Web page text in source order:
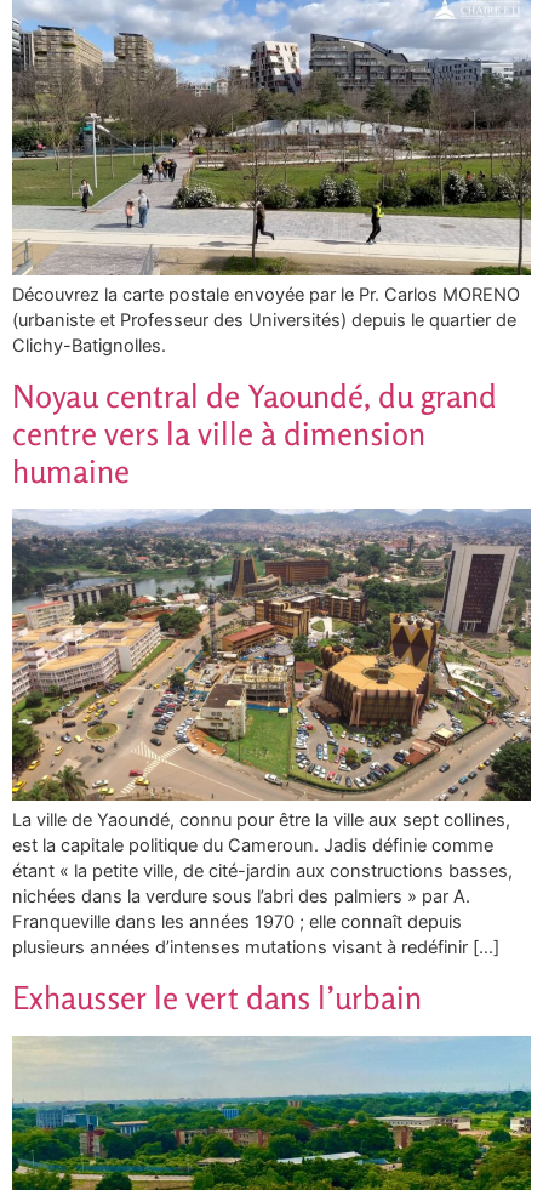
Découvrez la carte postale envoyée par le Pr. Carlos MORENO
(urbaniste et Professeur des Universités) depuis le quartier de
Clichy-Batignolles.
Noyau central de Yaoundé, du grand
centre vers la ville à dimension
humaine
La ville de Yaoundé, connu pour être la ville aux sept collines,
est la capitale politique du Cameroun. Jadis définie comme
étant « la petite ville, de cité-jardin aux constructions basses,
nichées dans la verdure sous l’abri des palmiers » par A.
Franqueville dans les années 1970 ; elle connaît depuis
plusieurs années d’intenses mutations visant à redéfinir […]
Exhausser le vert dans l’urbain